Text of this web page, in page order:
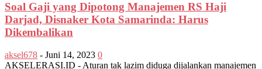
Soal Gaji yang Dipotong Manajemen RS Haji
Darjad, Disnaker Kota Samarinda: Harus
Dikembalikan
aksel678 - Juni 14, 2023 0
AKSELERASI.ID - Aturan tak lazim diduga dijalankan manajemen